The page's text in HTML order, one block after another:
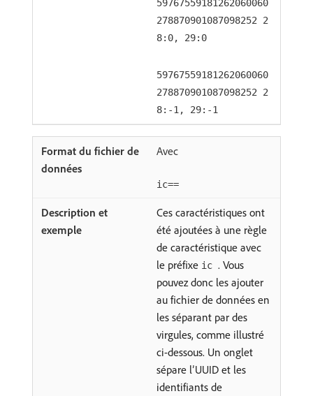
59767559181262060060
278870901087098252 2
8:0, 29:0
59767559181262060060
278870901087098252 2
8:-1, 29:-1
Avec
ic==
Ces caractéristiques ont
été ajoutées à une règle
de caractéristique avec
le préfixe ic . Vous
pouvez donc les ajouter
au fichier de données en
les séparant par des
virgules, comme illustré
ci-dessous. Un onglet
sépare l’UUID et les
identifiants de